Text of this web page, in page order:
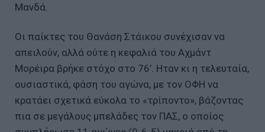
Μανδά.
Οι παίκτες του Θανάση Στάικου συνέχισαν να
απειλούν, αλλά ούτε η κεφαλιά του Αχμάντ
Μορέιρα βρήκε στόχο στο 76’. Ηταν κι η τελευταία,
ουσιαστικά, φάση του αγώνα, με τον ΟΦΗ να
κρατάει σχετικά εύκολα το «τρίποντο», βάζοντας
πια σε μεγάλους μπελάδες τον ΠΑΣ, ο οποίος